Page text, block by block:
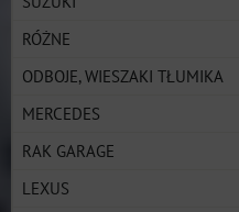
RÓŻNE
ODBOJE, WIESZAKI TŁUMIKA
MERCEDES
RAK GARAGE
LEXUS